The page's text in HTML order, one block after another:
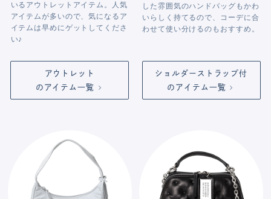
いるアウトレットアイテム。人気
アイテムが多いので、気になるア
イテムは早めにゲットしてくださ
い♪
アウトレット
のアイテム一覧
した雰囲気のハンドバッグもかわ
いらしく持てるので、コーデに合
わせて使い分けるのもおすすめ。
ショルダー ストラップ付
のアイテム一覧